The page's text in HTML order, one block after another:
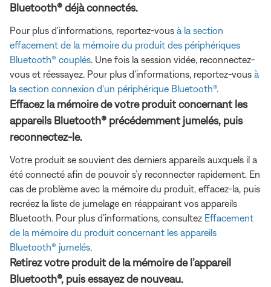
Bluetooth® déjà connectés.
Pour plus d'informations, reportez-vous à la section
effacement de la mémoire du produit des périphériques
Bluetooth® couplés . Une fois la session vidée, reconnectez-
vous et réessayez. Pour plus d'informations, reportez-vous à
la section connexion d'un périphérique Bluetooth®.
Effacez la mémoire de votre produit concernant les
appareils Bluetooth® précédemment jumelés, puis
reconnectez-le.
Votre produit se souvient des derniers appareils auxquels il a
été connecté afin de pouvoir s’y reconnecter rapidement. En
cas de problème avec la mémoire du produit, effacez-la, puis
recréez la liste de jumelage en réappairant vos appareils
Bluetooth. Pour plus d’informations, consultez Effacement
de la mémoire du produit concernant les appareils
Bluetooth® jumelés
Retirez votre produit de la mémoire de l’appareil
Bluetooth®, puis essayez de nouveau.